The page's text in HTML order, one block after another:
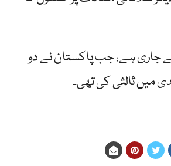
سے جاری ہے، جب پاکستان نے دو
میں ثالثی کی تھی۔